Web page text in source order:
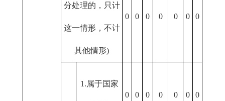
分处理的，只计
这一情形，不计
其他情形)
0 0 0 0 0 0 0
1.属于国家
0 0 0 0 0 0 0